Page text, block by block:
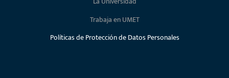
Trabaja en UMET
Políticas de Protección de Datos Personales